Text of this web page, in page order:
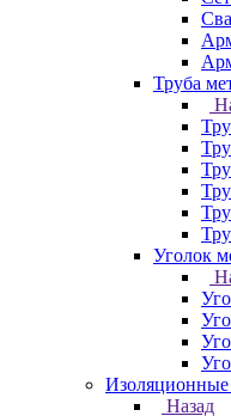
Труба
Уголок
Назад